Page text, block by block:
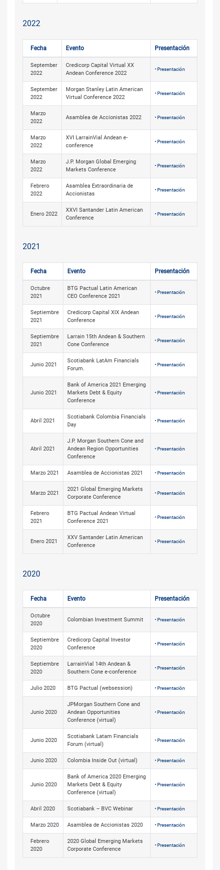
2022
Fecha Evento Presentación
September
2022
Credicorp Capital Virtual XX
Andean Conference 2022
• Presentación
September
2022
Morgan Stanley Latin American
Virtual Conference 2022
• Presentación
Marzo
2022
Asamblea de Accionistas 2022 • Presentación
Marzo
2022
XVI LarrainVial Andean e-
conference
• Presentación
Marzo
2022
J.P. Morgan Global Emerging
Markets Conference
• Presentación
Febrero
2022
Asamblea Extraordinaria de
Accionistas
• Presentación
Enero 2022
XXVI Santander Latin American
Conference
• Presentación
2021
Fecha Evento Presentación
Octubre
2021
BTG Pactual Latin American
CEO Conference 2021
• Presentación
Septiembre
2021
Credicorp Capital XIX Andean
Conference
• Presentación
Septiembre
2021
Larrain 15th Andean & Southern
Cone Conference
• Presentación
Junio 2021
Scotiabank LatAm Financials
Forum.
• Presentación
Junio 2021
Bank of America 2021 Emerging
Markets Debt & Equity
Conference
• Presentación
Abril 2021
Scotiabank Colombia Financials
Day
• Presentación
Abril 2021
J.P. Morgan Southern Cone and
Andean Region Opportunities
Conference
• Presentación
Marzo 2021 Asamblea de Accionistas 2021 • Presentación
Marzo 2021
2021 Global Emerging Markets
Corporate Conference
• Presentación
Febrero
2021
BTG Pactual Andean Virtual
Conference 2021
• Presentación
Enero 2021
XXV Santander Latin American
Conference
• Presentación
2020
Fecha Evento Presentación
Octubre
2020
Colombian Investment Summit • Presentación
Septiembre
2020
Credicorp Capital Investor
Conference
• Presentación
Septiembre
2020
LarrainVial 14th Andean &
Southern Cone e-conference
• Presentación
Julio 2020 BTG Pactual (websession) • Presentación
Junio 2020
JPMorgan Southern Cone and
Andean Opportunities
Conference (virtual)
• Presentación
Junio 2020
Scotiabank Latam Financials
Forum (virtual)
• Presentación
Junio 2020 Colombia Inside Out (virtual) • Presentación
Junio 2020
Bank of America 2020 Emerging
Markets Debt & Equity
Conference (virtual)
• Presentación
Abril 2020 Scotiabank – BVC Webinar • Presentación
Marzo 2020 Asamblea de Accionistas 2020 • Presentación
Febrero
2020
2020 Global Emerging Markets
Corporate Conference
• Presentación